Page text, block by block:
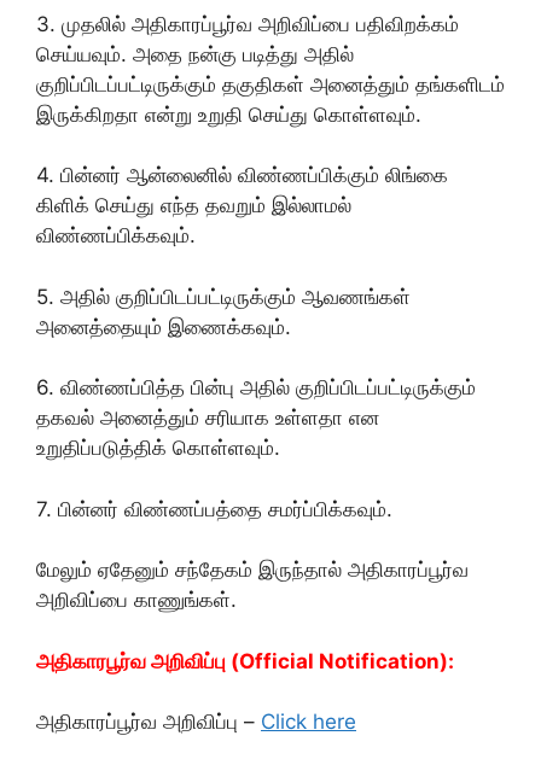
3. முதலில் அதிகாரப்பூர்வ அறிவிப்பை பதிவிறக்கம்
செய்யவும். அதை நன்கு படித்து அதில்
குறிப்பிடப்பட்டிருக்கும் தகுதிகள் அனைத்தும் தங்களிடம்
இருக்கிறதா என்று உறுதி செய்து கொள்ளவும்.
4. பின்னர் ஆன்லைனில் விண்ணப்பிக்கும் லிங்கை
கிளிக் செய்து எந்த தவறும் இல்லாமல்
விண்ணப்பிக்கவும்.
5. அதில் குறிப்பிடப்பட்டிருக்கும் ஆவணங்கள்
அனைத்தையும் இணைக்கவும்.
6. விண்ணப்பித்த பின்பு அதில் குறிப்பிடப்பட்டிருக்கும்
தகவல் அனைத்தும் சரியாக உள்ளதா என
உறுதிப்படுத்திக் கொள்ளவும்.
7. பின்னர் விண்ணப்பத்தை சமர்ப்பிக்கவும்.
மேலும் ஏதேனும் சந்தேகம் இருந்தால் அதிகாரப்பூர்வ
அறிவிப்பை காணுங்கள்.
அதிகாரபூர்வ அறிவிப்பு (Official Notification):
அதிகாரப்பூர்வ அறிவிப்பு – Click here